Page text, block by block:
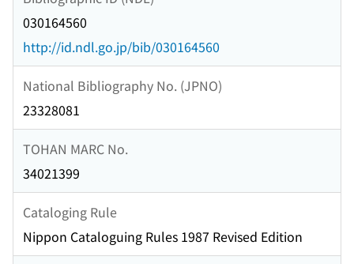
030164560
http://id.ndl.go.jp/bib/030164560
National Bibliography No. (JPNO)
23328081
TOHAN MARC No.
34021399
Cataloging Rule
Nippon Cataloguing Rules 1987 Revised Edition